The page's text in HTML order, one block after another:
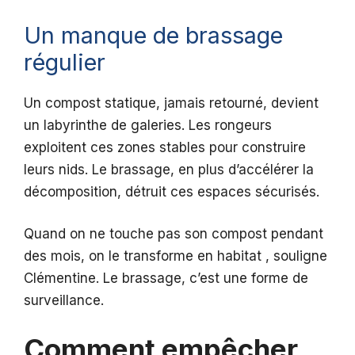
Un manque de brassage
régulier
Un compost statique, jamais retourné, devient
un labyrinthe de galeries. Les rongeurs
exploitent ces zones stables pour construire
leurs nids. Le brassage, en plus d’accélérer la
décomposition, détruit ces espaces sécurisés.
Quand on ne touche pas son compost pendant
des mois, on le transforme en habitat , souligne
Clémentine. Le brassage, c’est une forme de
surveillance.